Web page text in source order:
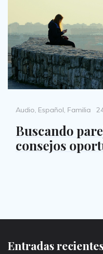
Categories
Audio, Español, Familia
Buscando
consejos
Entradas